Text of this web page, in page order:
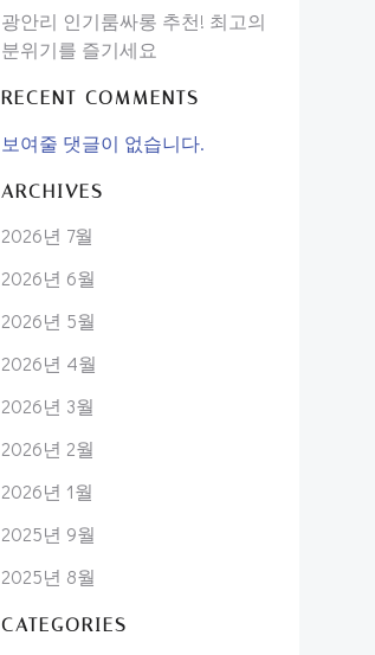
광안리 인기룸싸롱 추천! 최고의
분위기를 즐기세요
RECENT COMMENTS
보여줄 댓글이 없습니다.
ARCHIVES
2026년 7월
2026년 6월
2026년 5월
2026년 4월
2026년 3월
2026년 2월
2026년 1월
2025년 9월
2025년 8월
CATEGORIES